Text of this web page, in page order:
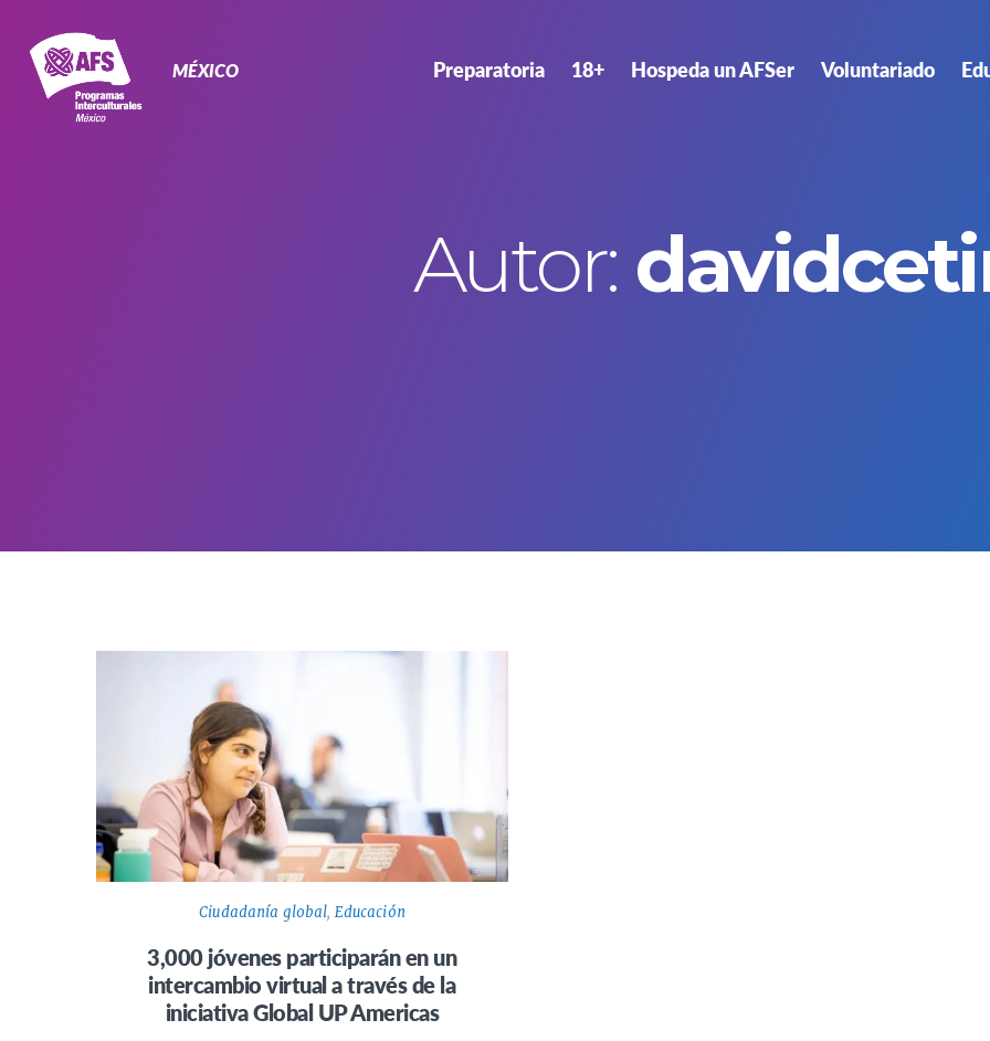
MÉXICO Preparatoria 18+ Hospeda un AFSer Voluntariado
Autor:
Ciudadanía global, Educación
3,000 jóvenes participarán en un
intercambio virtual a través de la
iniciativa Global UP Americas